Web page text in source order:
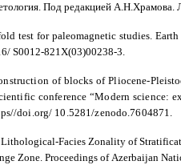
Под редакцией А.Н.Храмова.
test for paleomagnetic studies. Earth
S0012-821X(03)00238-3.
of blocks of Pliocene-
conference “Modern science:
doi.org/ 10.5281/zenodo.7604871.
Facies Zonality of
Zone. Proceedings of Azerbaijan